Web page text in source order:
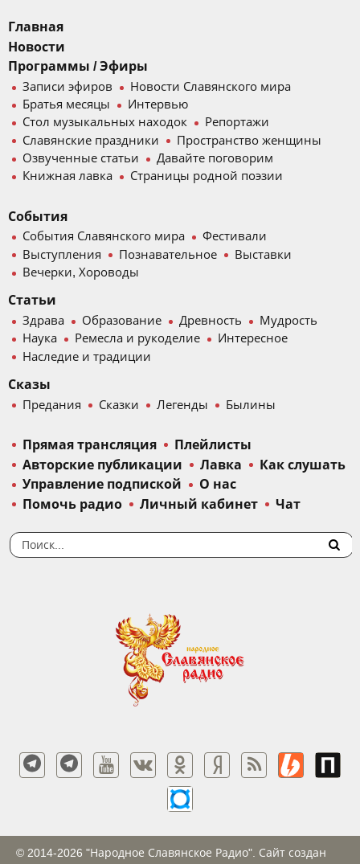
Главная
Новости
Программы / Эфиры
Записи эфиров
Новости Славянского мира
Братья месяцы
Интервью
Стол музыкальных находок
Репортажи
Славянские праздники
Пространство женщины
Озвученные статьи
Давайте поговорим
Книжная лавка
Страницы родной поэзии
События
События Славянского мира
Фестивали
Выступления
Познавательное
Выставки
Вечерки, Хороводы
Статьи
Здрава Образование Древность
Мудрость
Наука
Ремесла и рукоделие
Интересное
Наследие и традиции
Сказы
Предания Сказки Легенды Былины
Прямая трансляция
Плейлисты
Авторские публикации
Лавка
Как слушать
Управление подпиской
О нас
Помочь радио
Личный кабинет Чат
© 2014-2026 "Народное Славянское Радио". Сайт создан